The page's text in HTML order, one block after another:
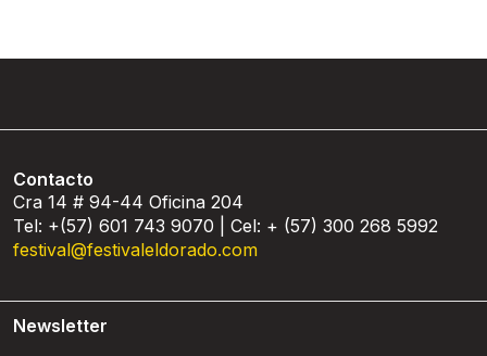
Contacto
Cra 14 # 94-44 Oficina 204
Tel: +(57) 601 743 9070 | Cel: + (57) 300 268 5992
festival@festivaleldorado.com
Newsletter